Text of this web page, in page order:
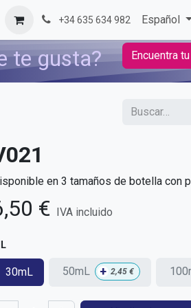
+34 635 634 982 Español
te gusta? Encuentra
en 3 tamaños de botella con
€ IVA incluido
30mL 50mL + 2,45 €